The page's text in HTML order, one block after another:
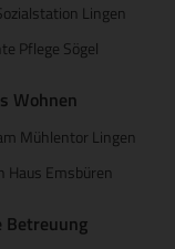
Lingen
Pflege Sögel
Wohnen
Mühlentor Lingen
Haus Emsbüren
Betreuung